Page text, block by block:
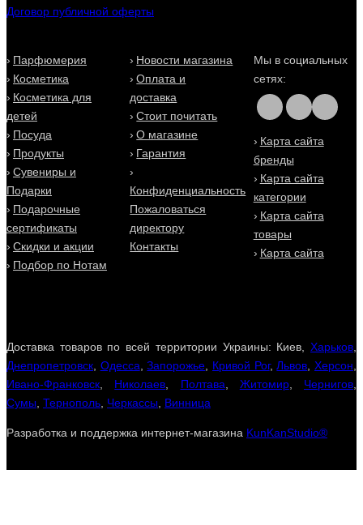
Договор публичной оферты
Парфюмерия
Косметика
Косметика для
детей
Посуда
Продукты
Сувениры и
Подарки
Подарочные
сертификаты
Скидки и акции
Подбор по Нотам
Новости магазина
Оплата и
доставка
Стоит почитать
О магазине
Гарантия
Конфиденциальность
Пожаловаться
директору
Контакты
Мы в социальных
сетях:
Карта сайта
бренды
Карта сайта
категории
Карта сайта
товары
Карта сайта
Доставка товаров по всей территории Украины: Киев, Харьков
Днепропетровск Одесса ,Запорожье Кривой Рог,Львов ,Херсон
Ивано-Франковск
Николаев Полтава Житомир, Чернигов
Сумы Тернополь Черкассы Винница
Разработка и поддержка интернет-магазина KunKanStudio®